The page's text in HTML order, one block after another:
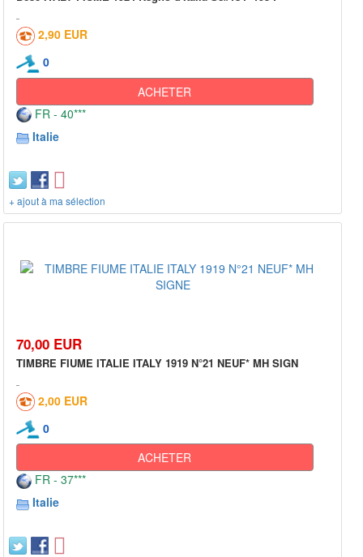
2,90 EUR
0
ACHETER
FR - 40***
Italie
+ ajout à ma sélection
70,00 EUR
TIMBRE FIUME ITALIE ITALY 1919 N°21 NEUF* MH SIGN
2,00 EUR
0
ACHETER
FR - 37***
Italie